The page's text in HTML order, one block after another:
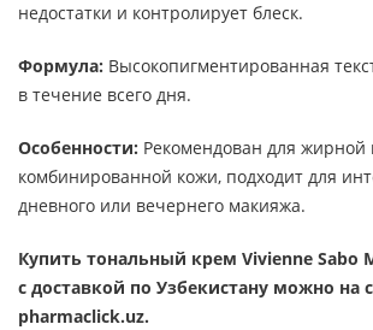
недостатки и контролирует блеск.
Формула: Высокопигментированная
в течение всего дня.
Особенности: Рекомендован для жирной
комбинированной кожи, подходит для
дневного или вечернего макияжа.
Купить тональный крем Vivienne Sabo
с доставкой по Узбекистану можно на
pharmaclick.uz.